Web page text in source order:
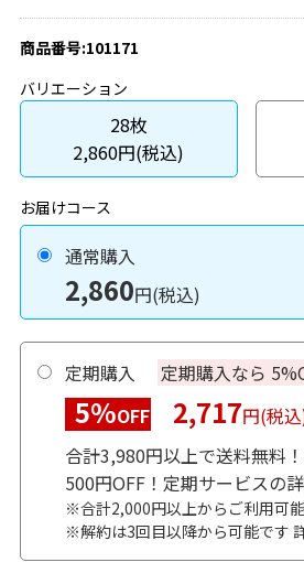
商品番号:101171
バリエーション
28枚
2,860円(税込)
お届けコース
通常購入
2,860円(税込)
定期購入 定期購入なら
5%OFF 2,717円(税
合計3,980円以上で送料無料
500円OFF！定期サービスの
※合計2,000円以上からご利用可
※解約は3回目以降から可能です